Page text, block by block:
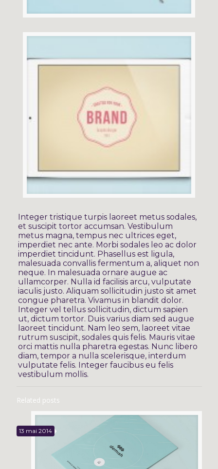
Integer tristique turpis laoreet metus sodales,
et suscipit tortor accumsan. Vestibulum
metus magna, tempus nec ultrices eget,
imperdiet nec ante. Morbi sodales leo ac dolor
imperdiet tincidunt. Phasellus est ligula,
malesuada convallis fermentum a, aliquet non
neque. In malesuada ornare augue ac
ullamcorper. Nulla id facilisis arcu, vulputate
iaculis justo. Aliquam sollicitudin justo sit amet
congue pharetra. Vivamus in blandit dolor.
Integer vel tellus sollicitudin, dictum sapien
ut, dictum tortor. Duis varius diam sed augue
laoreet tincidunt. Nam leo sem, laoreet vitae
rutrum suscipit, sodales quis felis. Mauris vitae
orci mattis nulla pharetra egestas. Nunc libero
diam, tempor a nulla scelerisque, interdum
vulputate felis. Integer faucibus eu felis
vestibulum mollis.
Related posts
13 mai 2014